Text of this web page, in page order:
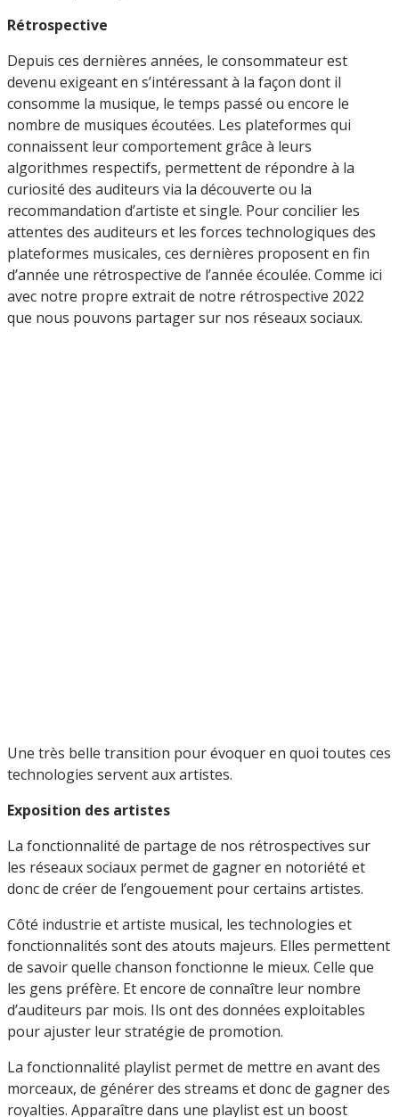
Rétrospective
Depuis ces dernières années, le consommateur est
devenu exigeant en s’intéressant à la façon dont il
consomme la musique, le temps passé ou encore le
nombre de musiques écoutées. Les plateformes qui
connaissent leur comportement grâce à leurs
algorithmes respectifs, permettent de répondre à la
curiosité des auditeurs via la découverte ou la
recommandation d’artiste et single. Pour concilier les
attentes des auditeurs et les forces technologiques des
plateformes musicales, ces dernières proposent en fin
d’année une rétrospective de l’année écoulée. Comme ici
avec notre propre extrait de notre rétrospective 2022
que nous pouvons partager sur nos réseaux sociaux.
Une très belle transition pour évoquer en quoi toutes ces
technologies servent aux artistes.
Exposition des artistes
La fonctionnalité de partage de nos rétrospectives sur
les réseaux sociaux permet de gagner en notoriété et
donc de créer de l’engouement pour certains artistes.
Côté industrie et artiste musical, les technologies et
fonctionnalités sont des atouts majeurs. Elles permettent
de savoir quelle chanson fonctionne le mieux. Celle que
les gens préfère. Et encore de connaître leur nombre
d’auditeurs par mois. Ils ont des données exploitables
pour ajuster leur stratégie de promotion.
La fonctionnalité playlist permet de mettre en avant des
morceaux, de générer des streams et donc de gagner des
royalties. Apparaître dans une playlist est un boost